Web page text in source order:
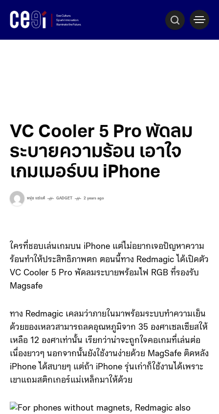
VC Cooler 5 Pro พัดลม
ระบายความร้อน เอาใจ
เกมเมอร์บน iPhone
หนุ่ย แซ่แต้ GADGET 2 years ago
ใครที่ชอบเล่นเกมบน iPhone แต่ไม่อยากเจอปัญหาความ
ร้อนทำให้ประสิทธิภาพตก ตอนนี้ทาง Redmagic ได้เปิดตัว
VC Cooler 5 Pro พัดลมระบายพร้อมไฟ RGB ที่รองรับ
Magsafe
ทาง Redmagic เคลมว่าภายในมาพร้อมระบบทำความเย็น
ด้วยของเหลวสามารถลดอุณหภูมิจาก 35 องศาเซลเซียสให้
เหลือ 12 องศาเท่านั้น เรียกว่าน่าจะถูกใจคอเกมที่เล่นต่อ
เนื่องยาวๆ นอกจากนั้นยังใช้งานง่ายด้วย MagSafe ติดหลัง
iPhone ได้สบายๆ แต่ถ้า iPhone รุ่นเก่าก็ใช้งานได้เพราะ
เขาแถมสติกเกอร์แม่เหล็กมาให้ด้วย